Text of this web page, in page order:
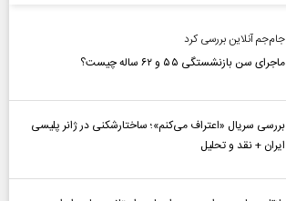
جام‌جم آنلاین بررسی کرد
ماجرای سن بازنشستگی ۵۵ و ۶۲ ساله چیست؟
بررسی سریال «اعتراف می‌کنم»؛ ساختارشکنی در ژانر پلیسی
ایران + نقد و تحلیل